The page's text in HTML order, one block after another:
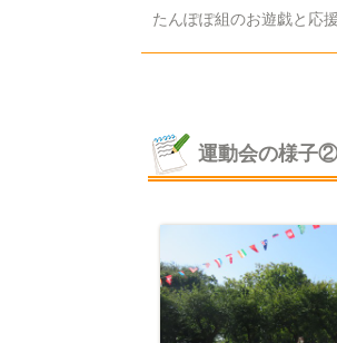
たんぽぽ組のお遊戯と応
運動会の様子②